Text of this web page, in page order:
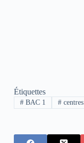
Étiquettes
#BAC 1 #centres